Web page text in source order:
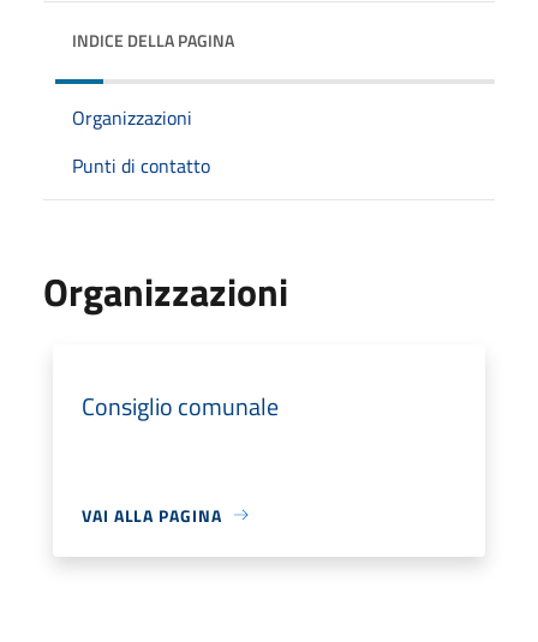
INDICE DELLA PAGINA
Organizzazioni
Punti di contatto
Organizzazioni
Consiglio comunale
VAI ALLA PAGINA